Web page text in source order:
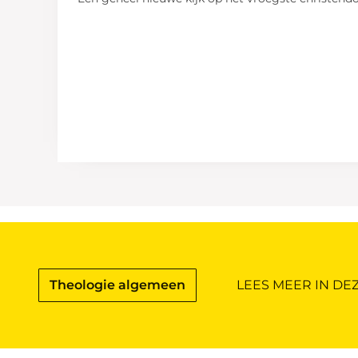
Theologie algemeen LEES MEER IN